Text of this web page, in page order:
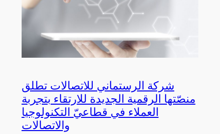
شركة الرستماني للاتصالات تطلق
منصّتها الرقمية الجديدة للارتقاء بتجربة
العملاء في قطاعيّ التكنولوجيا
والاتصالات